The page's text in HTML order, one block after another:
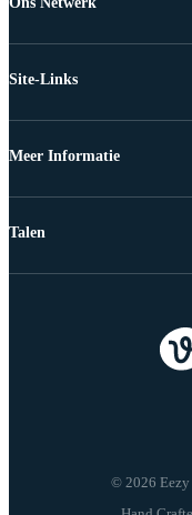
Site-Links
Meer Informatie
© 2026
Talen